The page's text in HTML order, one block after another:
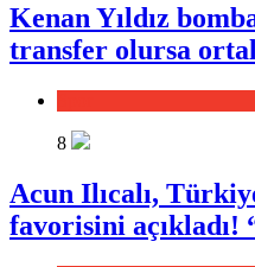
Kenan Yıldız
transfer olursa
8
Acun Ilıcalı,
favorisini açıkladı!